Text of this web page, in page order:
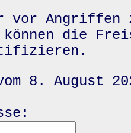
vor
die
8. August